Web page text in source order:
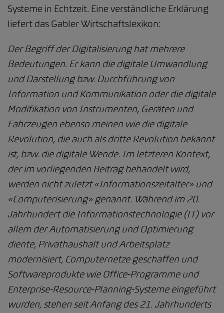
Systeme in Echtzeit. Eine verständliche Erklärung
liefert das Gabler Wirtschaftslexikon:
Der Begriff der Digitalisierung hat mehrere
Bedeutungen. Er kann die digitale Umwandlung
und Darstellung bzw. Durchführung von
Information und Kommunikation oder die digitale
Modifikation von Instrumenten, Geräten und
Fahrzeugen ebenso meinen wie die digitale
Revolution, die auch als dritte Revolution bekannt
ist, bzw. die digitale Wende. Im letzteren Kontext,
der im vorliegenden Beitrag behandelt wird,
werden nicht zuletzt «Informationszeitalter» und
«Computerisierung» genannt. Während im 20.
Jahrhundert die Informationstechnologie (IT) vor
allem der Automatisierung und Optimierung
diente, Privathaushalt und Arbeitsplatz
modernisiert, Computernetze geschaffen und
Softwareprodukte wie Office-Programme und
Enterprise-Resource-Planning-Systeme eingeführt
wurden, stehen seit Anfang des 21. Jahrhunderts